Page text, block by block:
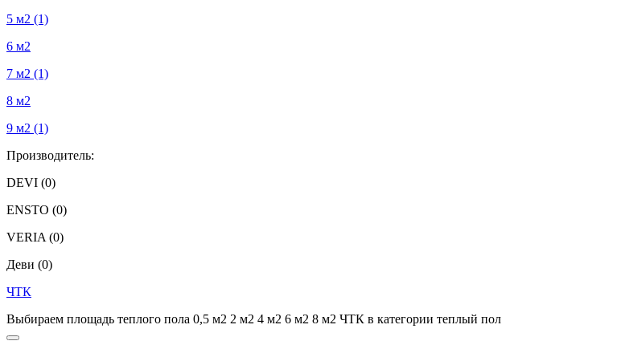
5 м2 (1)
6 м2
7 м2 (1)
8 м2
9 м2 (1)
Производитель:
DEVI (0)
ENSTO (0)
VERIA(0)
Деви (0)
ЧТК
Выбираем площадь теплого пола 0,5 м2 2 м2 4 м2 6 м2 8 м2 ЧТК в категории теплый пол